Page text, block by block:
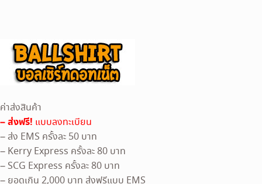
ค่าส่งสินค้า
– ส่งฟรี! แบบลงทะเบียน
– ส่ง EMS ครั้งละ 50 บาท
– Kerry Express ครั้งละ 80 บาท
– SCG Express ครั้งละ 80 บาท
– ยอดเกิน 2,000 บาท ส่งฟรีแบบ EMS